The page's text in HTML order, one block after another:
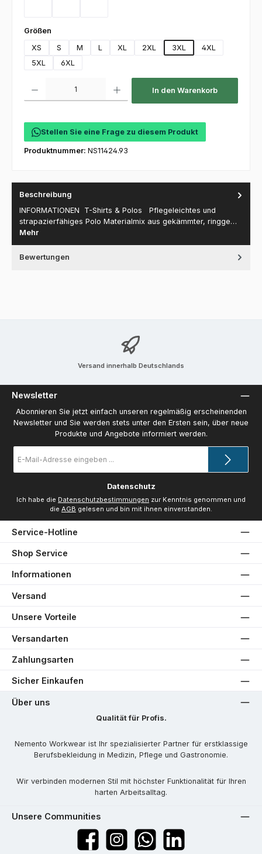
Größen
XS
S M L XL 2XL 3XL
4XL
5XL
6XL
In den Warenkorb
Stellen Sie eine Frage zu diesem Produkt
Produktnummer: NS11424.93
Beschreibung
INFORMATIONEN T-Shirts & Polos Pflegeleichtes und
strapazierfähiges Polo Materialmix aus gekämmter, ringge…
Mehr
Bewertungen
Versand innerhalb Deutschlands
Newsletter
Abonnieren Sie jetzt einfach unseren regelmäßig erscheinenden
Newsletter und Sie werden stets unter den Ersten sein, über neue
Produkte und Angebote informiert werden.
Mail-
Adresse
Datenschutz
Ich habe die Datenschutzbestimmungen zur Kenntnis genommen und
die AGB gelesen und bin mit ihnen einverstanden.
Service-Hotline
Shop Service
Informationen
Versand
Unsere Vorteile
Versandarten
Zahlungsarten
Sicher Einkaufen
Über uns
Qualität für Profis.
Nemento Workwear ist Ihr spezialisierter Partner für erstklassige
Berufsbekleidung in Medizin, Pflege und Gastronomie.
Wir verbinden modernen Stil mit höchster Funktionalität für Ihren
harten Arbeitsalltag.
Unsere Communities
FacebookInstagramWhatsApp